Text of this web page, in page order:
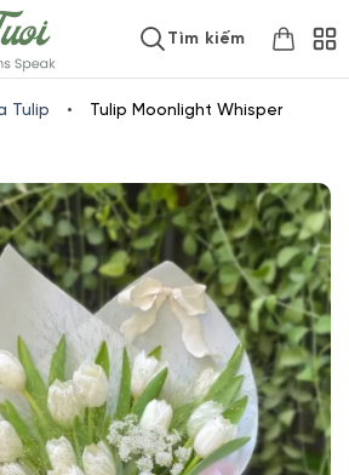
Tìm kiếm
Tulip • Tulip Moonlight Whisper